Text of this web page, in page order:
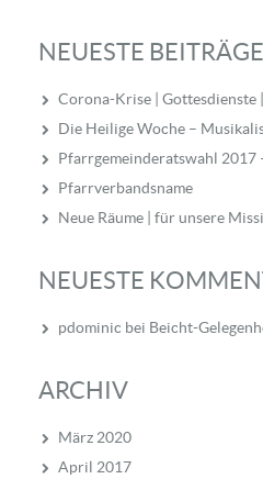
NEUESTE BEITRÄGE
Corona-Krise | Gottesdienste
Die Heilige Woche –
Pfarrgemeinderatswahl 2017
Pfarrverbandsname
Neue Räume | für unsere
NEUESTE
pdominic bei Beicht-
ARCHIV
März 2020
April 2017